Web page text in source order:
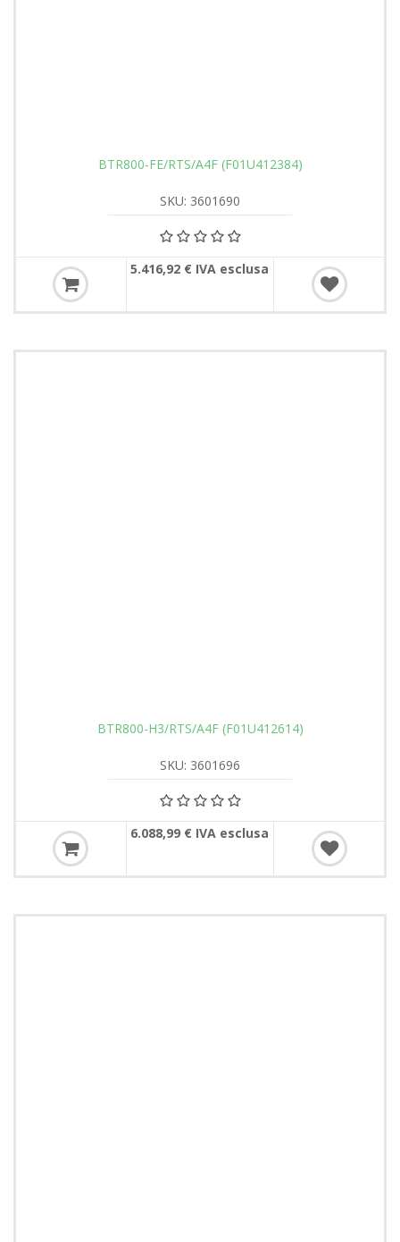
BTR800-FE/RTS/A4F (F01U412384)
SKU: 3601690
5.416,92 € IVA esclusa
BTR800-H3/RTS/A4F (F01U412614)
SKU: 3601696
6.088,99 € IVA esclusa